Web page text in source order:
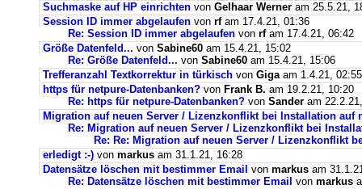
Suchmaske auf HP einrichten von Gelhaar Werner am 25.5.21,
Session ID immer abgelaufen von rfam 17.4.21, 01:36
Re: Session ID immer abgelaufen von rfam 17.4.21, 06:42
Größe Datenfeld... von Sabine60 am 15.4.21, 15:02
Re: Größe Datenfeld... von Sabine60 am 15.4.21, 15:06
Trefferanzahl Textkorrektur in türkisch von Gigaam 1.4.21, 02:55
https für netpure-Datenbanken? von Frank B. am 19.2.21, 10:20
Re: https für netpure-Datenbanken? von Sander am
Migration auf neuen Server / Lizenzkonflikt bei Installation auf
Re: Migration auf neuen Server / Lizenzkonflikt bei
Re: Re: Migration auf neuen Server / Lizenzkonflikt
erledigt :-) von markus am 31.1.21, 16:28
Datensätze löschen mit bestimmer Email von markus am
Re: Datensätze löschen mit bestimmer Email von markus